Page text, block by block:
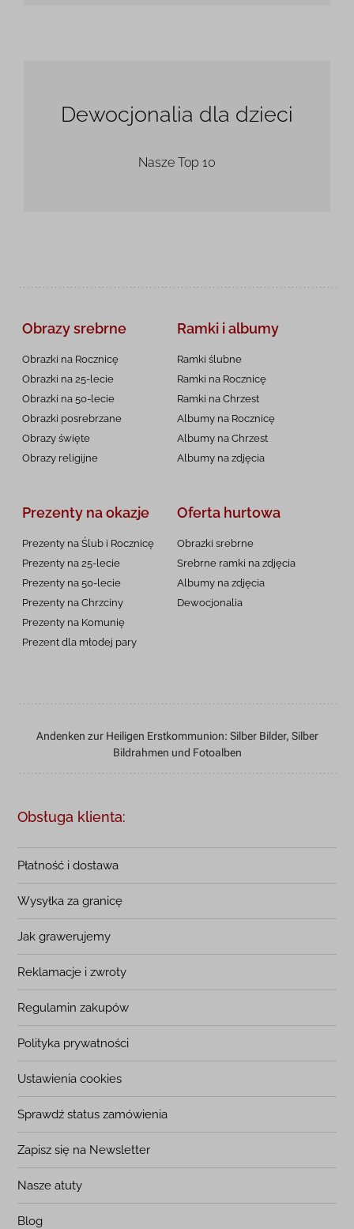
Dewocjonalia dla dzieci
Nasze Top 10
Obrazy srebrne
Obrazki na Rocznicę
Obrazki na 25-lecie
Obrazki na 50-lecie
Obrazki posrebrzane
Obrazy święte
Obrazy religijne
Ramki i albumy
Ramki ślubne
Ramki na Rocznicę
Ramki na Chrzest
Albumy na Rocznicę
Albumy na Chrzest
Albumy na zdjęcia
Prezenty na okazje
Prezenty na Ślub i Rocznicę
Prezenty na 25-lecie
Prezenty na 50-lecie
Prezenty na Chrzciny
Prezenty na Komunię
Prezent dla młodej pary
Oferta hurtowa
Obrazki srebrne
Srebrne ramki na zdjęcia
Albumy na zdjęcia
Dewocjonalia
Andenken zur Heiligen Erstkommunion: Silber Bilder, Silber
Bildrahmen und Fotoalben
Obsługa klienta:
Płatność i dostawa
Wysyłka za granicę
Jak grawerujemy
Reklamacje i zwroty
Regulamin zakupów
Polityka prywatności
Ustawienia cookies
Sprawdź status zamówienia
Zapisz się na Newsletter
Nasze atuty
Blog